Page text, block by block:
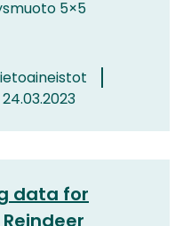
5×5
data for